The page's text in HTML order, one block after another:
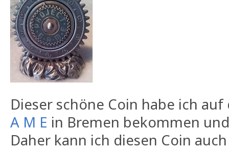
Dieser schöne Coin habe ich
A M E in Bremen bekommen
Daher kann ich diesen Coin